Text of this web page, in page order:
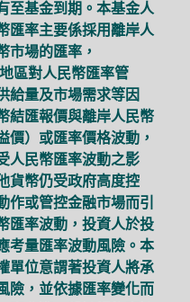
至基金到期。本基金人
匯率主要係採用離岸人
市場的匯率，
區對人民幣匯率管
給量及市場需求等因
結匯報價與離岸人民幣
價）或匯率價格波動，
人民幣匯率波動之影
貨幣仍受政府高度控
作或管控金融市場而引
匯率波動，投資人於投
考量匯率波動風險。本
單位意謂著投資人將承
險，並依據匯率變化而